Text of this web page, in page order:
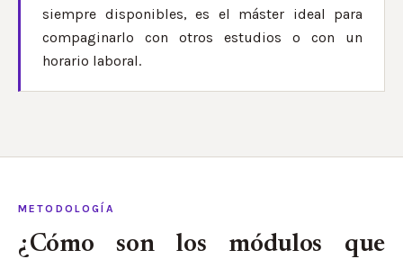
siempre disponibles, es el máster ideal para
compaginarlo con otros estudios o con un
horario laboral.
METODOLOGÍA
¿Cómo son los módulos que